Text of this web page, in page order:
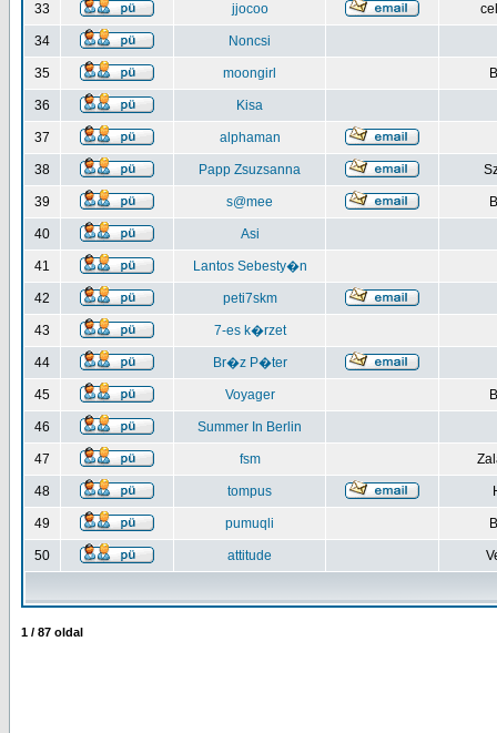
33 jjocoo
34 Noncsi
35 moongirl
36 Kisa
37 alphaman
38 Papp Zsuzsanna
39 s@mee
40 Asi
41 Lantos Sebesty�n
42 peti7skm
43 7-es k�rzet
44 Br�z P�ter
45 Voyager
46 Summer In Berlin
47 fsm
48 tompus
49 pumuqli
50 attitude
1 / 87 oldal